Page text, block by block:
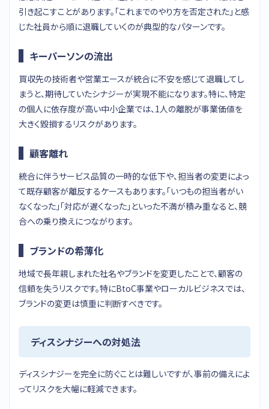
引き起こすことがあります。「これまでのやり方を否定された」と感
じた社員から順に退職していくのが典型的なパターンです。
キーパーソンの流出
買収先の技術者や営業エースが統合に不安を感じて退職してし
まうと、期待していたシナジーが実現不能になります。特に、特定
の個人に依存度が高い中小企業では、1人の離脱が事業価値を
大きく毀損するリスクがあります。
顧客離れ
統合に伴うサービス品質の一時的な低下や、担当者の変更によっ
て既存顧客が離反するケースもあります。「いつもの担当者がい
なくなった」「対応が遅くなった」といった不満が積み重なると、競
合への乗り換えにつながります。
ブランドの希薄化
地域で長年親しまれた社名やブランドを変更したことで、顧客の
信頼を失うリスクです。特にBtoC事業やローカルビジネスでは、
ブランドの変更は慎重に判断すべきです。
ディスシナジーへの対処法
ディスシナジーを完全に防ぐことは難しいですが、事前の備えによ
ってリスクを大幅に軽減できます。